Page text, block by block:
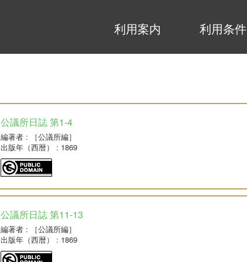
利用案内 利用条件
公議所日誌 第1-4
編著者: ［公議所編］
出版年（西暦）
: 1869
公議所日誌 第11-13
編著者: ［公議所編］
出版年（西暦）
: 1869